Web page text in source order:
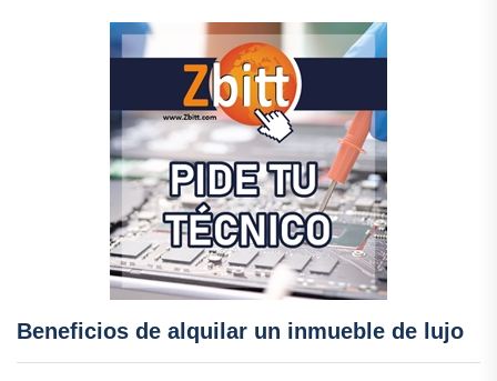
Beneficios de alquilar un inmueble de lujo